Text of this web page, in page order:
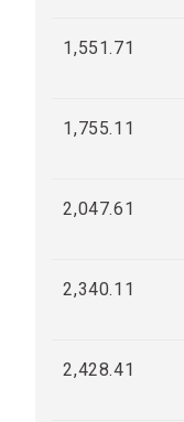
1,551.71
1,755.11
2,047.61
2,340.11
2,428.41